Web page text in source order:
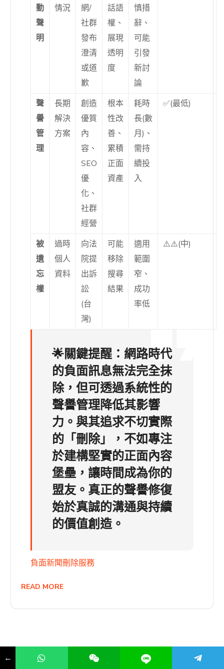
動
聲
明
情況
網/
社群
發布
澄清
或道
歉
話語
權、
展現
透明
度
慎措
辭、
可能
引發
新討
論
聲
譽
管
理
長期
解決
方案
創造
優質
內
容、
SEO
優
化、
社群
經營
根本
性改
善、
累積
正面
資產
耗時
長(數
月)、
需持
續投
入
✅(最低)
被
遺
忘
權
過時
個人
資料
向法
院提
出訴
訟
(台
灣)
可能
移除
搜尋
結果
適用
範圍
窄、
成功
率低
⚠️⚠️(中)
🌟關鍵提醒： 網路時代
的負面訊息無法完全抹
除，但可透過系統性的
聲譽管理降低其影響
力。與其追求不切實際
的「刪除」，不如專注
於建構堅實的正面內容
堡壘，讓時間成為你的
盟友。真正的聲譽修復
始於真誠的溝通與持續
的價值創造。
負面新聞刪除服務
READ MORE
←